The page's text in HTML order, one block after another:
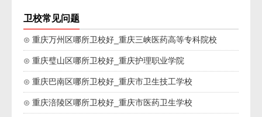
卫校常见问题
⊙ 重庆万州区哪所卫校好_重庆三峡医药高等专科院校
⊙ 重庆璧山区哪所卫校好_重庆护理职业学院
⊙ 重庆巴南区哪所卫校好_重庆市卫生技工学校
⊙ 重庆涪陵区哪所卫校好_重庆市医药卫生学校